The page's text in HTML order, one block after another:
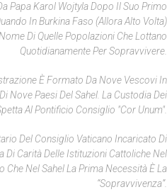
Papa Karol Wojtyla Dopo Il Suo Primo
In Burkina Faso (allora Alto Volta)
Di Quelle Popolazioni Che Lottano
Quotidianamente Per Sopravvivere.
È Formato Da Nove Vescovi In
Nove Paesi Del Sahel. La Custodia Dei
Al Pontificio Consiglio "Cor Unum".
Del Consiglio Vaticano Incaricato Di
Di Carità Delle Istituzioni Cattoliche Nel
Nel Sahel La Prima Necessità È La
“sopravvivenza”.